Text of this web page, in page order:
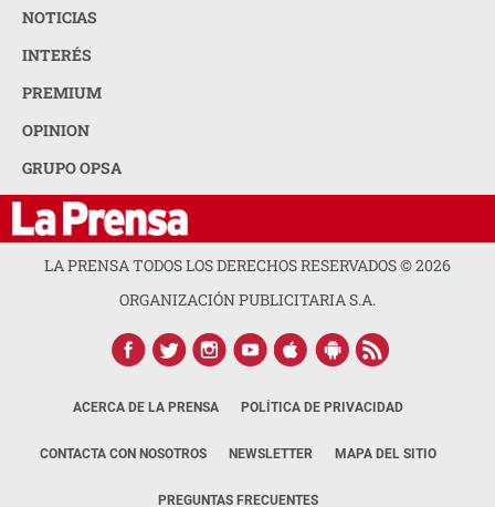
NOTICIAS
INTERÉS
PREMIUM
OPINION
GRUPO OPSA
LA PRENSA TODOS LOS DERECHOS RESERVADOS ©2026
ORGANIZACIÓN PUBLICITARIA S.A.
ACERCA DE LA PRENSA POLÍTICA DE PRIVACIDAD
CONTACTA CON NOSOTROS NEWSLETTER MAPA DEL SITIO
PREGUNTAS FRECUENTES